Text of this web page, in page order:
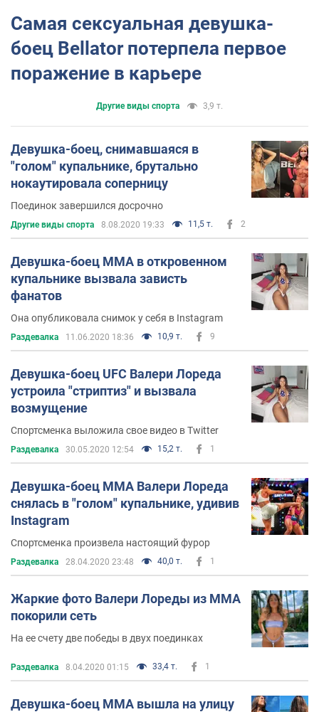
Самая сексуальная девушка-
боец Bellator потерпела первое
поражение в карьере
Другие виды спорта 3,9 т.
Девушка-боец, снимавшаяся в
"голом" купальнике, брутально
нокаутировала соперницу
Поединок завершился досрочно
Другие виды спорта 8.08.2020 19:33 11,5 т. 2
Девушка-боец ММА в откровенном
купальнике вызвала зависть
фанатов
Она опубликовала снимок у себя в Instagram
Раздевалка 11.06.2020 18:36 10,9 т. 9
Девушка-боец UFC Валери Лореда
устроила "стриптиз" и вызвала
возмущение
Спортсменка выложила свое видео в Twitter
Раздевалка 30.05.2020 12:54 15,2 т. 1
Девушка-боец MMA Валери Лореда
снялась в "голом" купальнике, удивив
Instagram
Спортсменка произвела настоящий фурор
Раздевалка 28.04.2020 23:48 40,0 т. 1
Жаркие фото Валери Лореды из MMA
покорили сеть
На ее счету две победы в двух поединках
Раздевалка 8.04.2020 01:15 33,4 т. 1
Девушка-боец MMA вышла на улицу